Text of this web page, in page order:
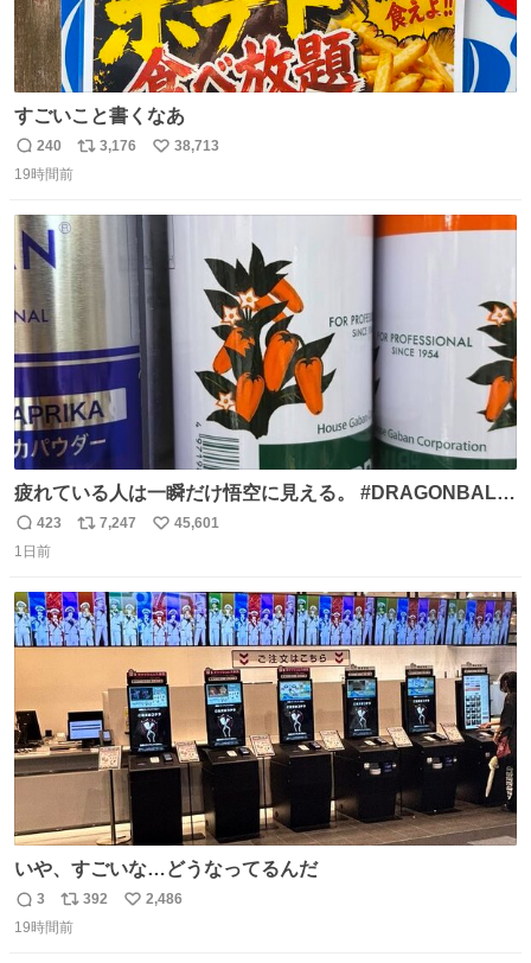
すごいこと書くなあ
返
信
240
リ
ト
数
3,176
い
38,713
19時間前
疲れている人は一瞬だけ悟空に見える。 #DRAGONBALL
#ドラゴンボール
返
信
423
リ
ト
数
7,247
い
数
45,601
1日前
いや、すごいな…どうなってるんだ
返
信
3
リ
ポ
392
い
2,486
19時間前